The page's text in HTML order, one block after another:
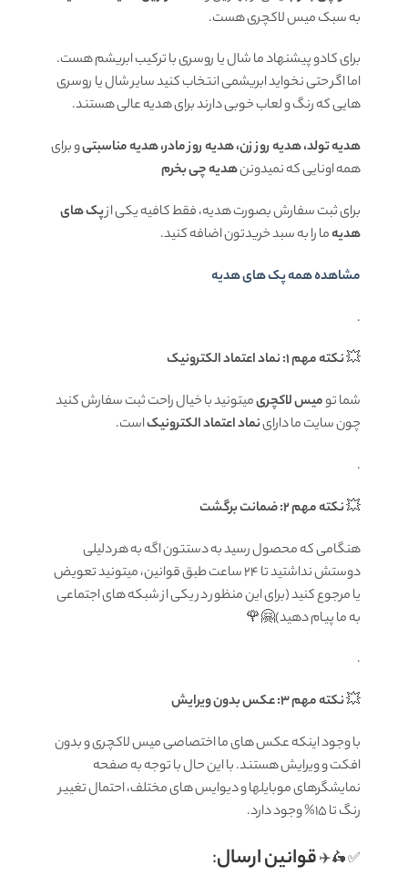
به سبک میس لاکچری هست.
برای کادو پیشنهاد ما شال یا روسری با ترکیب ابریشم هست.
اما اگر حتی نخواید ابریشمی انتخاب کنید سایر شال یا روسری
هایی که رنگ و لعاب خوبی دارند برای هدیه عالی هستند.
هدیه تولد، هدیه روز زن، هدیه روز مادر، هدیه مناسبتیو برای
همه اونایی که نمیدوننهدیه چی بخرم
برای ثبت سفارش بصورت هدیه، فقط کافیه یکی ازپک های
هدیهما را به سبد خریدتون اضافه کنید.
مشاهده همه پک های هدیه
.
💥نکته مهم 1: نماد اعتماد الکترونیک
شما تومیس لاکچریمیتونید با خیال راحت ثبت سفارش کنید
چون سایت ما داراینماد اعتماد الکترونیکاست.
.
💥نکته مهم 2: ضمانت برگشت
هنگامی که محصول رسید به دستتون اگه به هر دلیلی
دوستش نداشتید تا ۲۴ ساعت طبق قوانین، میتونید تعویض
یا مرجوع کنید (برای این منظور در یکی از شبکه های اجتماعی
به ما پیام دهید)🤗🌹
.
💥نکته مهم 3: عکس بدون ویرایش
با وجود اینکه عکس های ما اختصاصی میس لاکچری و بدون
افکت و ویرایش هستند. با این حال با توجه به صفحه
نمایشگرهای موبایلها و دیوایس های مختلف، احتمال تغییر
رنگ تا 15% وجود دارد.
✅ 🛵✈️قوانين ارسال: